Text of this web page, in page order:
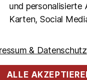
Reeperbahn
Unsere Guides
"Best of St. Pauli"
den
die Kulissen von
und personalisierte
Karten, Social
& Datenschutz
ALLE